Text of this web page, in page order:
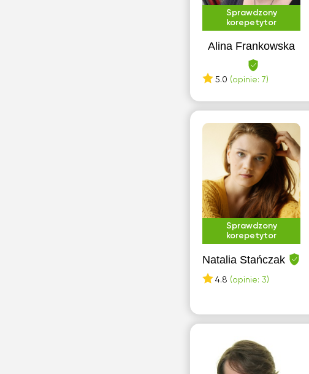
Sprawdzony
korepetytor
Alina Frankowska
5.0 (opinie: 7)
Sprawdzony
korepetytor
Natalia Stańczak
4.8 (opinie: 3)